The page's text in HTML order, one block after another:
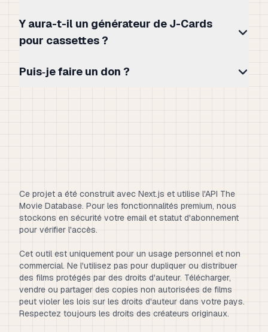
Y aura-t-il un générateur de J-Cards
pour cassettes ?
Puis‑je faire un don ?
Ce projet a été construit avec Next.js et utilise l'API The
Movie Database. Pour les fonctionnalités premium, nous
stockons en sécurité votre email et statut d'abonnement
pour vérifier l'accès.
Cet outil est uniquement pour un usage personnel et non
commercial. Ne l'utilisez pas pour dupliquer ou distribuer
des films protégés par des droits d'auteur. Télécharger,
vendre ou partager des copies non autorisées de films
peut violer les lois sur les droits d'auteur dans votre pays.
Respectez toujours les droits des créateurs originaux.